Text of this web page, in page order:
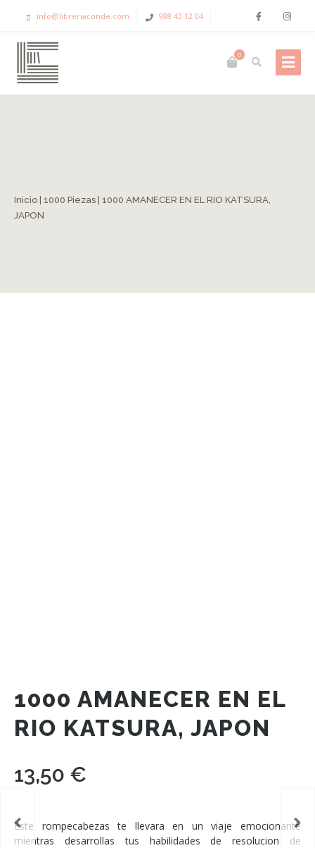
info@libreriaconde.com 988 43 12 04
0
Inicio 1000 Piezas | 1000 AMANECER EN EL RIO KATSURA,
JAPON
1000 AMANECER EN EL
RIO KATSURA, JAPON
13,50 €
Este rompecabezas te llevara en un viaje emocionante
mientras desarrollas tus habilidades de resolucion de